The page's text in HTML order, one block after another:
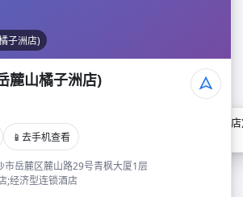
子洲店)
麓山橘子洲店)
📱 去手机查看
市岳麓区麓山路29号青枫大厦1层
;经济型连锁酒店
汉庭酒店(长沙岳麓山橘子洲